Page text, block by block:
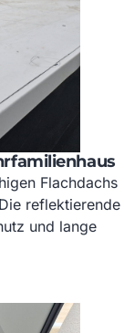
Flachdachs
reflektierende
und lange